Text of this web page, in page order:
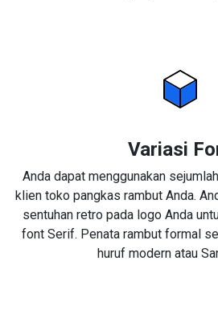
Variasi
Anda dapat menggunakan
klien toko pangkas rambut Anda.
sentuhan retro pada logo Anda
font Serif. Penata rambut formal
huruf modern atau